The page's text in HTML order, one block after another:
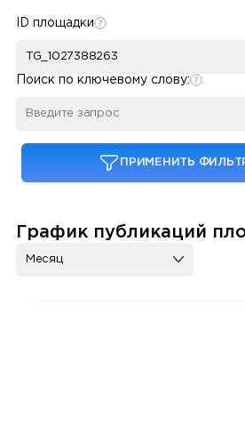
ID площадки
Поиск по ключевому слову:
ПРИМЕНИТЬ
График публикаций
Месяц